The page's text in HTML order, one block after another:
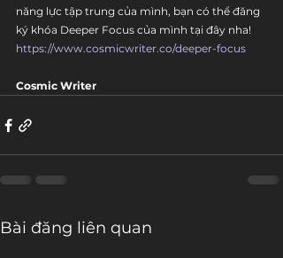
năng lực tập trung của mình, bạn có thể đăng
ký khóa Deeper Focus của mình tại đây nha!
https://www.cosmicwriter.co/deeper-focus
Cosmic Writer
Bài đăng liên quan